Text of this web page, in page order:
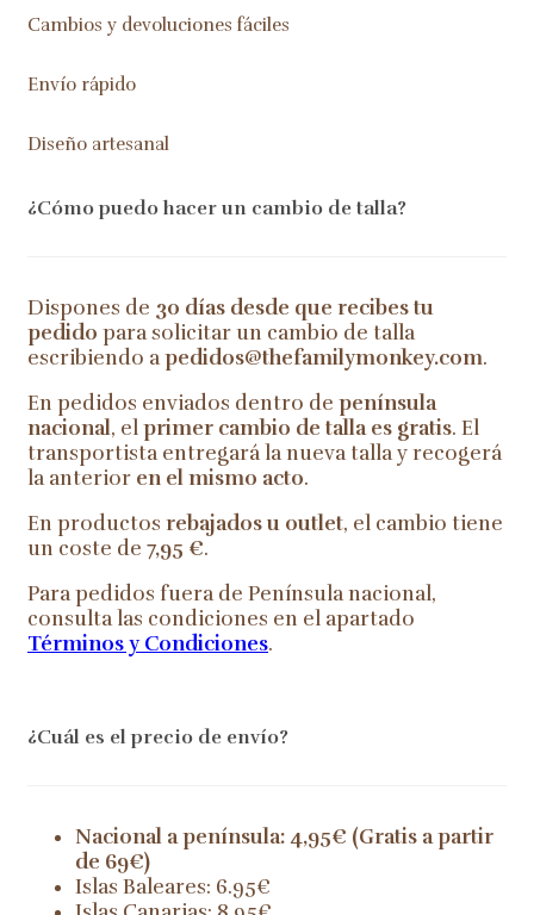
Cambios y devoluciones fáciles
Envío rápido
Diseño artesanal
¿Cómo puedo hacer un cambio de talla?
Dispones de 30 días desde que recibes tu
pedido para solicitar un cambio de talla
escribiendo apedidos@thefamilymonkey.com.
En pedidos enviados dentro de península
nacional, elprimer cambio de talla es gratis. El
transportista entregará la nueva talla y recogerá
la anterior en el mismo acto.
En productos rebajados u outlet, el cambio tiene
un coste de 7,95 €.
Para pedidos fuera de Península nacional,
consulta las condiciones en el apartado
Términos y Condiciones.
¿Cuál es el precio de envío?
Nacional a península: 4,95€ (Gratis a partir
de 69€)
Islas Baleares: 6.95€